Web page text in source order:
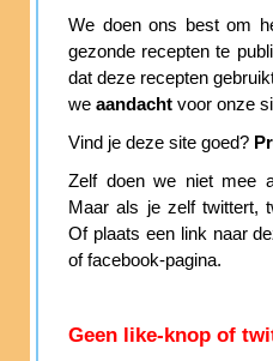
We doen ons best om
gezonde recepten te
dat deze recepten
we aandacht voor onze
Vind je deze site goed?
Zelf doen we niet mee
Maar als je zelf twittert,
Of plaats een link naar
of facebook-pagina.
Geen like-knop of